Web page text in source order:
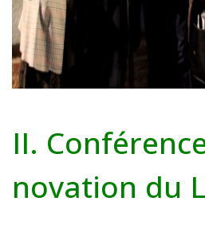
II.
novation du